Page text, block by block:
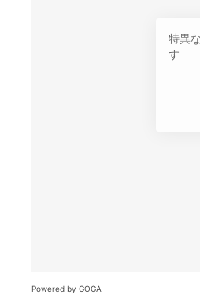
特異
す
Powered by GOGA